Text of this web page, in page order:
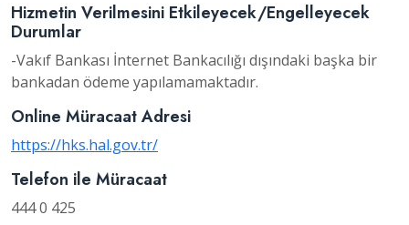
Hizmetin Verilmesini Etkileyecek/Engelleyecek
Durumlar
-Vakıf Bankası İnternet Bankacılığı dışındaki başka bir
bankadan ödeme yapılamamaktadır.
Online Müracaat Adresi
https://hks.hal.gov.tr/
Telefon ile Müracaat
444 0 425